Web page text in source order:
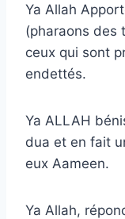
Ya Allah
(pharaons des
ceux qui sont
endettés.
Ya ALLAH
dua et en fait
eux Aameen.
Ya Allah,